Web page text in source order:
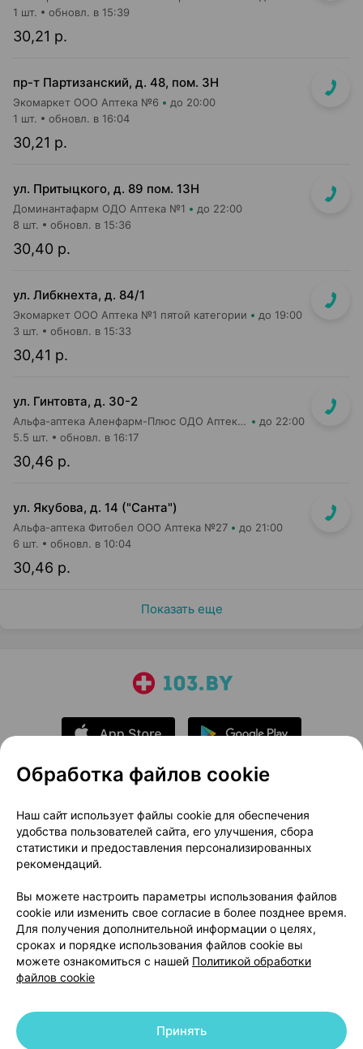
30,21 р.
1 шт. обновл. в 15:39
пр-т Партизанский, д. 48, пом. 3Н
Экомаркет ООО Аптека №6 до 20:00
30,21 р.
1 шт. обновл. в 16:04
ул. Притыцкого, д. 89 пом. 13Н
Доминантафарм ОДО Аптека №1 до 22:00
30,40 р.
8 шт. обновл. в 15:36
ул. Либкнехта, д. 84/1
Экомаркет ООО Аптека №1 пятой категории до 19:00
30,41 р.
3 шт. обновл. в 15:33
ул. Гинтовта, д. 30-2
Альфа-аптека Аленфарм-Плюс ОДО Аптека №16 до 22:00
30,46 р.
5.5 шт. обновл. в 16:17
ул. Якубова, д. 14 ("Санта")
Альфа-аптека Фитобел ООО Аптека №27 до 21:00
30,46 р.
6 шт. обновл. в 10:04
Показать еще
О проекте
Новости проекта
Размещение рекламы
Медицинский маркетинг
Публичный договор
Доставка
Способы оплаты
Вакансии
Партнеры
Написать руководителю 103.by
Написать в поддержку
Персональные настройки Cookie
© 2026 ООО «Артокс Лаб», УНП 191700409 | 220012, Республика Беларусь,
Обработка файлов cookie
Наш сайт использует файлы cookie для обеспечения
удобства пользователей сайта, его улучшения, сбора
статистики и предоставления персонализированных
рекомендаций.
Вы можете настроить параметры использования файлов
cookie или изменить свое согласие в более позднее время.
Для получения дополнительной информации о целях,
сроках и порядке использования файлов cookie вы
можете ознакомиться с нашей Политикой обработки
файлов cookie
Принять